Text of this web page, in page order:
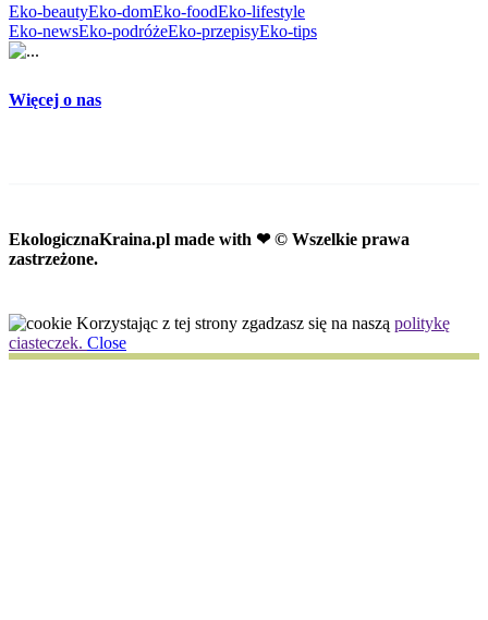
Eko-beautyEko-domEko-foodEko-lifestyle
Eko-newsEko-podróżeEko-przepisyEko-tips
Więcej o nas
EkologicznaKraina.pl made with ❤ © Wszelkie prawa
zastrzeżone.
Korzystając z tej strony zgadzasz się na naszą politykę
ciasteczek. Close